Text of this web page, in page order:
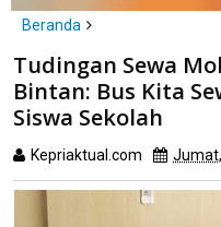
Beranda
Bintan
Tudingan Sewa Mobil
Untuk Transportasi Siswa
Tudingan Sewa
Bintan: Bus Kita
Siswa Sekolah
Kepriaktual.com